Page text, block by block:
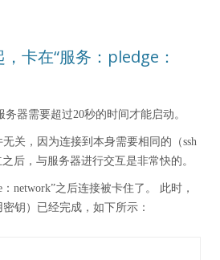
卡在“服务：pledge：
器需要超过20秒的时间才能启动。
关，因为连接到本身需要相同的（ssh
后，与服务器进行交互是非常快的。
network”之后连接被卡住了。 此时，
钥）已经完成，如下所示：